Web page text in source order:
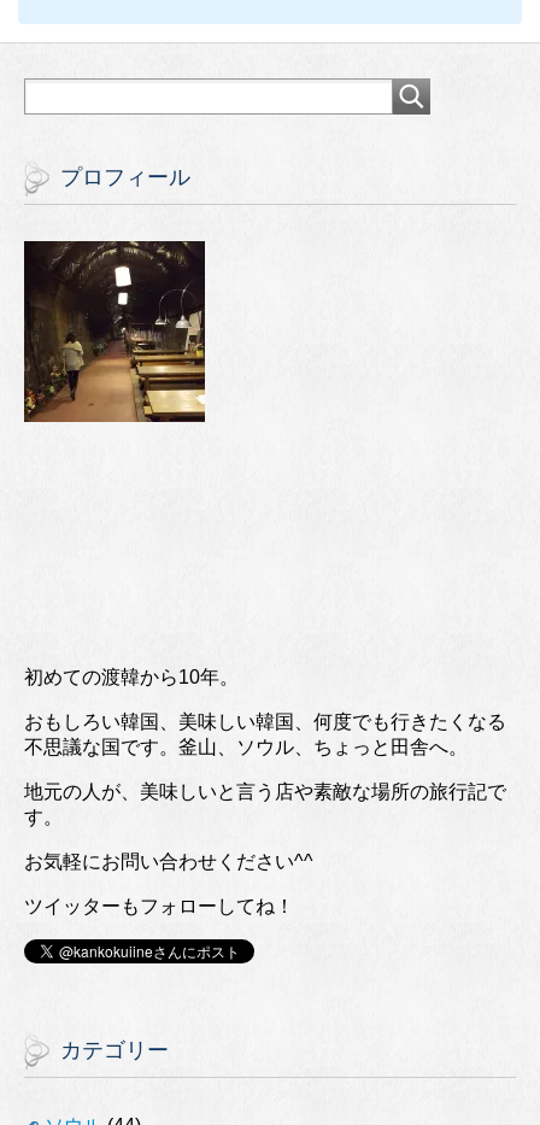
プロフィール
初めての渡韓から10年。
おもしろい韓国、美味しい韓国、何度でも行きたくなる
不思議な国です。釜山、ソウル、ちょっと田舎へ。
地元の人が、美味しいと言う店や素敵な場所の旅行記で
す。
お気軽にお問い合わせください^^
ツイッターもフォローしてね！
カテゴリー